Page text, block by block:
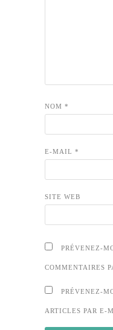
NOM *
E-MAIL *
SITE WEB
PRÉVENEZ-
COMMENTAIRES
PRÉVENEZ-
ARTICLES PAR E-